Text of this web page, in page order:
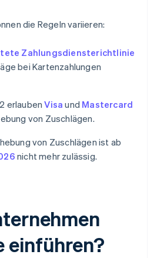
die Regeln variieren:
Zahlungsdiensterichtlinie
bei Kartenzahlungen
erlaubenVisa und Mastercard
von Zuschlägen.
von Zuschlägen ist ab
nicht mehr zulässig.
einführen?